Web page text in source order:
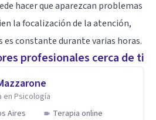
hacer que aparezcan problemas
la focalización de la atención,
es constante durante varias horas.
profesionales cerca de ti
en Psicología
Aires
Terapia online